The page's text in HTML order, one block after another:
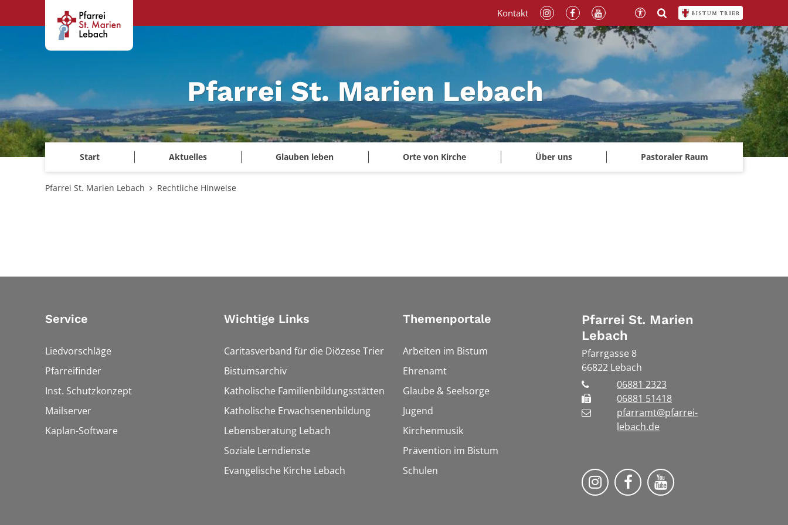
Pfarrei St. Marien Lebach
Start Aktuelles Glauben leben Orte von Kirche Über uns Pastoraler Raum
Kontakt
Pfarrei St. Marien Lebach Rechtliche Hinweise
Service
Liedvorschläge
Pfarreifinder
Inst. Schutzkonzept
Mailserver
Kaplan-Software
Wichtige Links
Caritasverband für die Diözese Trier
Bistumsarchiv
Katholische Familienbildungsstätten
Katholische Erwachsenenbildung
Lebensberatung Lebach
Soziale Lerndienste
Evangelische Kirche Lebach
Themenportale
Arbeiten im Bistum
Ehrenamt
Glaube & Seelsorge
Jugend
Kirchenmusik
Prävention im Bistum
Schulen
Pfarrei St. Marien
Lebach
Pfarrgasse 8
66822 Lebach
06881 2323
06881 51418
pfarramt@pfarrei-
lebach.de
Bistum Trier auf Instragram
Bistum Trier auf Facebook
Bistum Trier auf